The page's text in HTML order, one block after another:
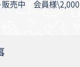
販売中 会員様